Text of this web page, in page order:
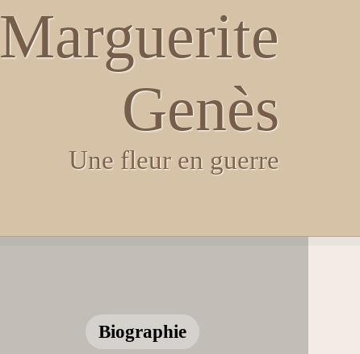
Marguerite
Genès
Une fleur en guerre
Biographie